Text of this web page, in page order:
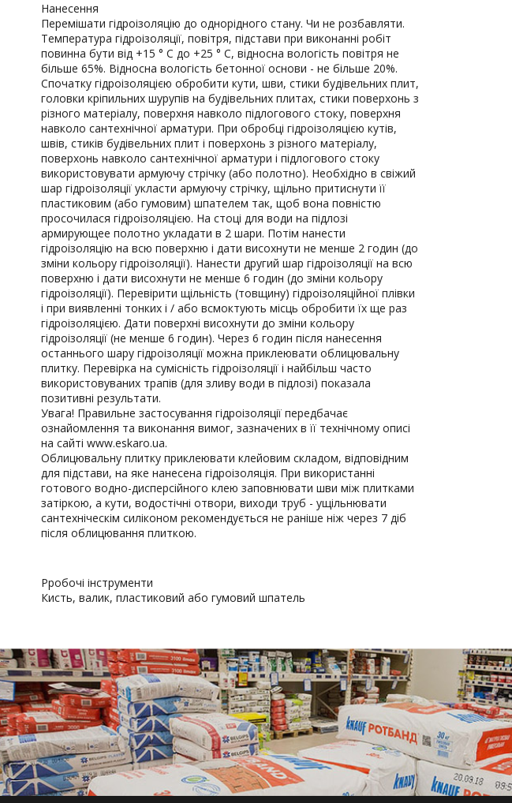
Нанесення
Перемішати гідроізоляцію до однорідного стану. Чи не розбавляти.
Температура гідроізоляції, повітря, підстави при виконанні робіт
повинна бути від +15 ° С до +25 ° С, відносна вологість повітря не
більше 65%. Відносна вологість бетонної основи - не більше 20%.
Спочатку гідроізоляцією обробити кути, шви, стики будівельних плит,
головки кріпильних шурупів на будівельних плитах, стики поверхонь з
різного матеріалу, поверхня навколо підлогового стоку, поверхня
навколо сантехнічної арматури. При обробці гідроізоляцією кутів,
швів, стиків будівельних плит і поверхонь з різного матеріалу,
поверхонь навколо сантехнічної арматури і підлогового стоку
використовувати армуючу стрічку (або полотно). Необхідно в свіжий
шар гідроізоляції укласти армуючу стрічку, щільно притиснути її
пластиковим (або гумовим) шпателем так, щоб вона повністю
просочилася гідроізоляцією. На стоці для води на підлозі
армирующее полотно укладати в 2 шари. Потім нанести
гідроізоляцію на всю поверхню і дати висохнути не менше 2 годин (до
зміни кольору гідроізоляції). Нанести другий шар гідроізоляції на всю
поверхню і дати висохнути не менше 6 годин (до зміни кольору
гідроізоляції). Перевірити щільність (товщину) гідроізоляційної плівки
і при виявленні тонких і / або всмоктують місць обробити їх ще раз
гідроізоляцією. Дати поверхні висохнути до зміни кольору
гідроізоляції (не менше 6 годин). Через 6 годин після нанесення
останнього шару гідроізоляції можна приклеювати облицювальну
плитку. Перевірка на сумісність гідроізоляції і найбільш часто
використовуваних трапів (для зливу води в підлозі) показала
позитивні результати.
Увага! Правильне застосування гідроізоляції передбачає
ознайомлення та виконання вимог, зазначених в її технічному описі
на сайті www.eskaro.ua.
Облицювальну плитку приклеювати клейовим складом, відповідним
для підстави, на яке нанесена гідроізоляція. При використанні
готового водно-дисперсійного клею заповнювати шви між плитками
затіркою, а кути, водостічні отвори, виходи труб - ущільнювати
cантехніческім силіконом рекомендується не раніше ніж через 7 діб
після облицювання плиткою.
Рробочі інструменти
Кисть, валик, пластиковий або гумовий шпатель